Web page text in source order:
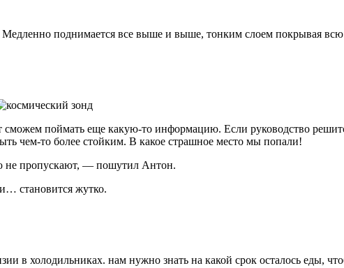
поднимается все выше и выше, тонким слоем покрывая всю
поймать еще какую-то информацию. Если руководство
чем-то более стойким. В какое страшное место мы попали!
не пропускают, — пошутил Антон.
становится жутко.
холодильниках. нам нужно знать на какой срок осталось еды,